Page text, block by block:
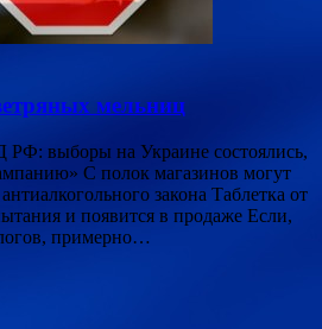
мельниц
выборы на Украине состоялись,
С полок магазинов могут
закона Таблетка от
и появится в продаже Если,
примерно…